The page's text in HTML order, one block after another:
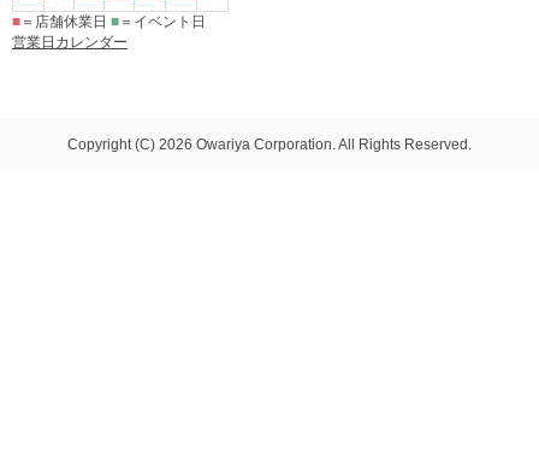
■ ＝店舗休業日 ■ ＝イベント日
営業日カレンダー
Copyright (C) 2026 Owariya Corporation. All Rights Reserved.